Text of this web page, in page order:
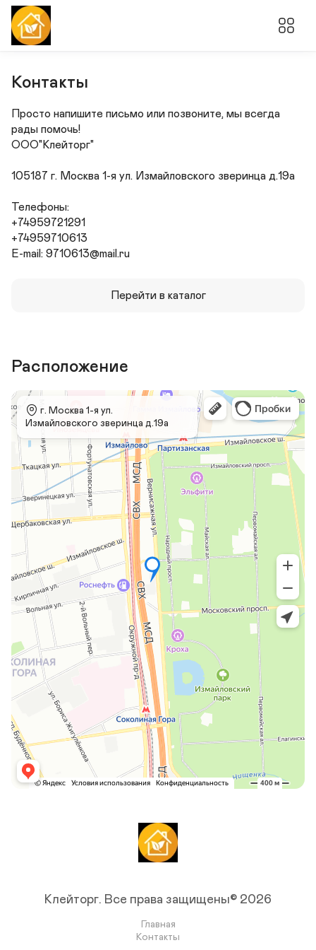
Контакты
Просто напишите письмо или позвоните, мы всегда
рады помочь!
ООО"Клейторг"
105187 г. Москва 1-я ул. Измайловского зверинца д.19а
Телефоны:
+74959721291
+74959710613
E-mail: 9710613@mail.ru
Перейти в каталог
Расположение
г. Москва 1-я ул.
Измайловского зверинца д.19а
Клейторг. Все права защищены© 2026
Главная
Контакты